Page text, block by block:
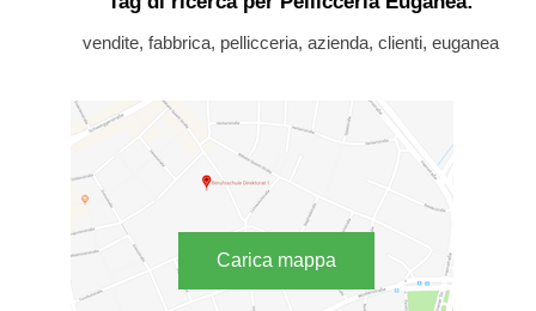
vendite, fabbrica, pellicceria, azienda, clienti, euganea
Carica mappa